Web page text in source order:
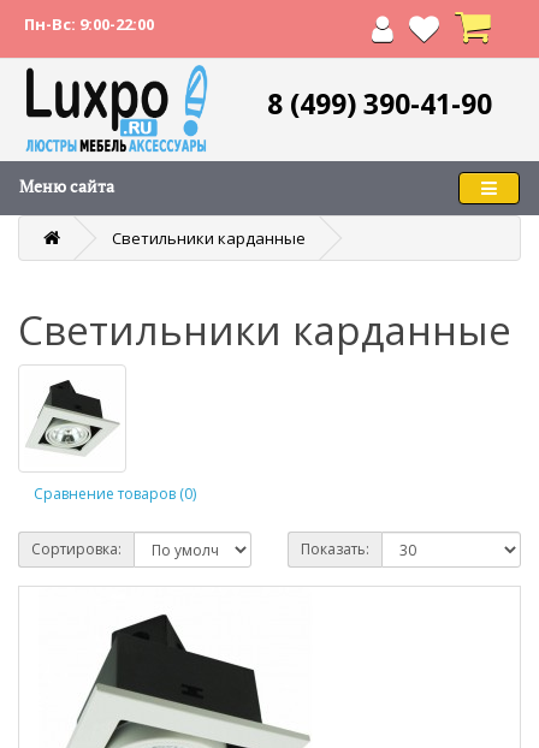
Пн-Вс: 9:00-22:00
8 (499) 390-41-90
Меню сайта
Светильники карданные
Светильники карданные
Сравнение товаров (0)
Сортировка: Показать: